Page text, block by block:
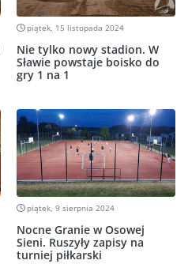
piątek, 15 listopada 2024
Nie tylko nowy stadion. W
Sławie powstaje boisko do
gry 1 na 1
piątek, 9 sierpnia 2024
Nocne Granie w Osowej
Sieni. Ruszyły zapisy na
turniej piłkarski